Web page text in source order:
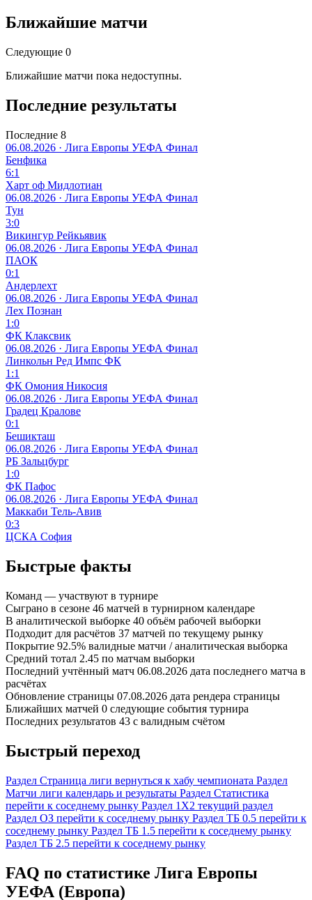
Ближайшие матчи
Следующие 0
Ближайшие матчи пока недоступны.
Последние результаты
Последние 8
06.08.2026 · Лига Европы УЕФА Финал
Бенфика
6:1
Харт оф Мидлотиан
06.08.2026 · Лига Европы УЕФА Финал
Тун
3:0
Викингур Рейкьявик
06.08.2026 · Лига Европы УЕФА Финал
ПАОК
0:1
Андерлехт
06.08.2026 · Лига Европы УЕФА Финал
Лех Познан
1:0
ФК Клаксвик
06.08.2026 · Лига Европы УЕФА Финал
Линкольн Ред Импс ФК
1:1
ФК Омония Никосия
06.08.2026 · Лига Европы УЕФА Финал
Градец Кралове
0:1
Бешикташ
06.08.2026 · Лига Европы УЕФА Финал
РБ Зальцбург
1:0
ФК Пафос
06.08.2026 · Лига Европы УЕФА Финал
Маккаби Тель-Авив
0:3
ЦСКА София
Быстрые факты
Команд — участвуют в турнире
Сыграно в сезоне 46 матчей в турнирном календаре
В аналитической выборке 40 объём рабочей выборки
Подходит для расчётов 37 матчей по текущему рынку
Покрытие 92.5% валидные матчи / аналитическая выборка
Средний тотал 2.45 по матчам выборки
Последний учтённый матч 06.08.2026 дата последнего матча в
расчётах
Обновление страницы 07.08.2026 дата рендера страницы
Ближайших матчей 0 следующие события турнира
Последних результатов 43 с валидным счётом
Быстрый переход
Раздел Страница лиги вернуться к хабу чемпионата Раздел
Матчи лиги календарь и результаты Раздел Статистика
перейти к соседнему рынку Раздел 1X2 текущий раздел
Раздел ОЗ перейти к соседнему рынку Раздел ТБ 0.5 перейти к
соседнему рынку Раздел ТБ 1.5 перейти к соседнему рынку
Раздел ТБ 2.5 перейти к соседнему рынку
FAQ по статистике Лига Европы
УЕФА (Европа)